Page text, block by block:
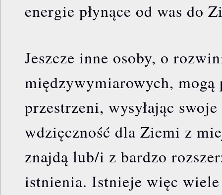
energie płynące od was do
Jeszcze inne osoby, o
międzywymiarowych, mogą
przestrzeni, wysyłając
wdzięczność dla Ziemi z
znajdą lub/i z bardzo
istnienia. Istnieje więc wiele